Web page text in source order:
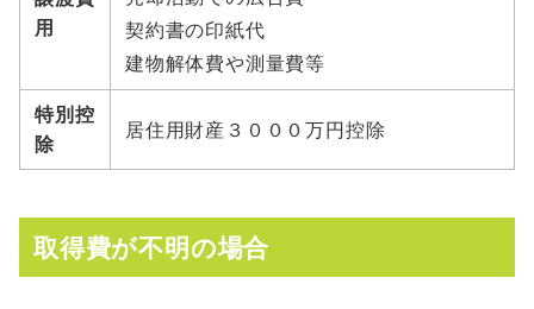
用
契約書の印紙代
建物解体費や測量費等
特別控
除
居住用財産３０００万円控除
取得費が不明の場合